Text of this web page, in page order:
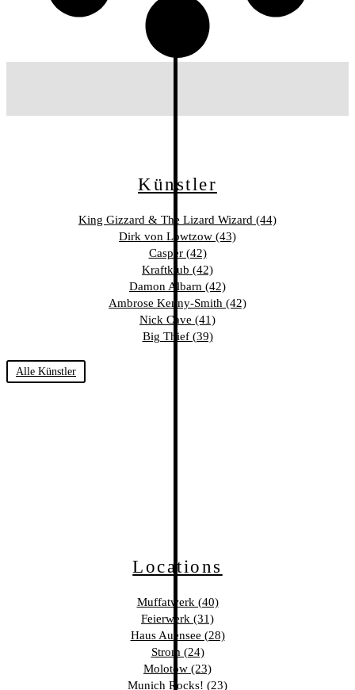
Künstler
King Gizzard & The Lizard Wizard (44)
Dirk von Lowtzow (43)
Casper (42)
Kraftklub (42)
Damon Albarn (42)
Ambrose Kenny-Smith (42)
Nick Cave (41)
Big Thief (39)
Alle Künstler
Locations
Muffatwerk (40)
Feierwerk (31)
Haus Auensee (28)
Strom (24)
Molotow (23)
Munich Rocks! (23)